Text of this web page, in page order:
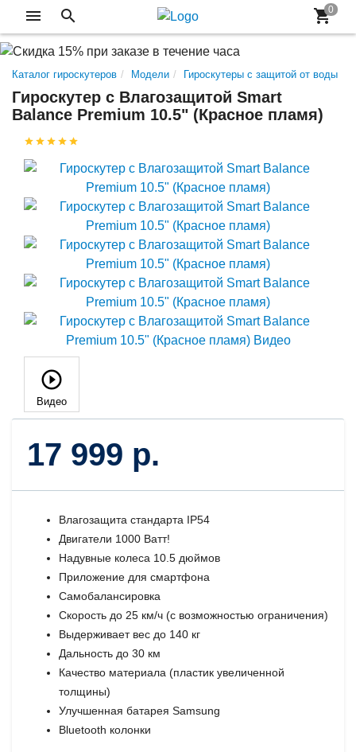
Каталог гироскутеров Модели Гироскутеры с защитой от воды
Гироскутер с Влагозащитой Smart
Balance Premium 10.5" (Красное пламя)
Видео
17 999 р.
Влагозащита стандарта IP54
Двигатели 1000 Ватт!
Надувные колеса 10.5 дюймов
Приложение для смартфона
Самобалансировка
Скорость до 25 км/ч (с возможностью ограничения)
Выдерживает вес до 140 кг
Дальность до 30 км
Качество материала (пластик увеличенной
толщины)
Улучшенная батарея Samsung
Bluetooth колонки